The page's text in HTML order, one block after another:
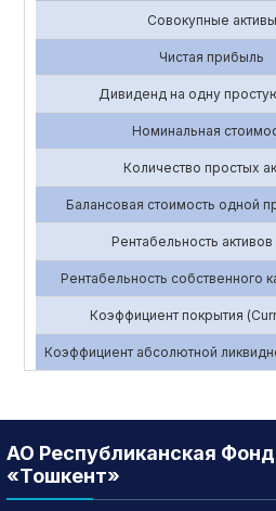
Совокупные активы
Чистая прибыль
Дивиденд на одну
Номинальная
Количество простых
Балансовая стоимость одной
Рентабельность активов
Рентабельность собственного
Коэффициент покрытия
Коэффициент абсолютной
АО Республиканская
«Тошкент»